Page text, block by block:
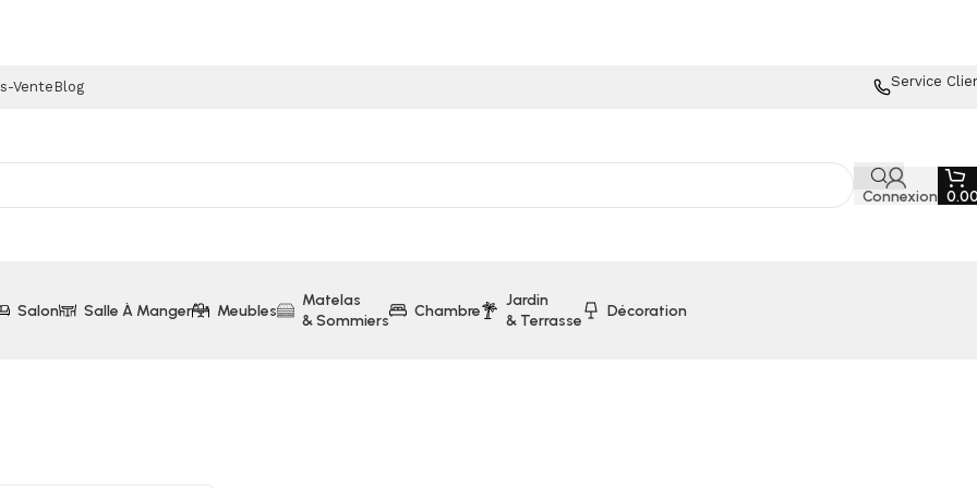
Vente Blog Service
Connexion
Salon Salle À Manger Meubles
Matelas
& Sommiers
Chambre
Jardin
& Terrasse
Décoration